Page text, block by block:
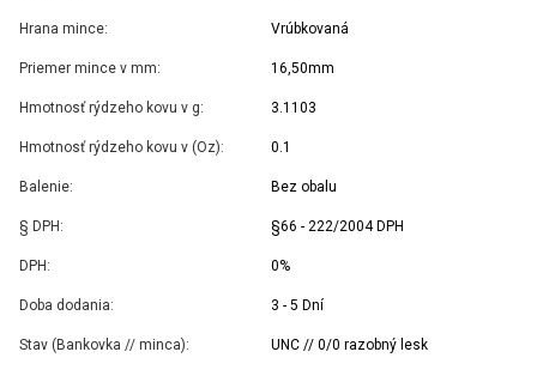
Hrana mince: Vrúbkovaná
Priemer mince v mm: 16,50mm
Hmotnosť rýdzeho kovu v g: 3.1103
Hmotnosť rýdzeho kovu v (Oz): 0.1
Balenie: Bez obalu
§ DPH: §66 - 222/2004 DPH
DPH: 0%
Doba dodania: 3 - 5 Dní
Stav (Bankovka // minca): UNC // 0/0 razobný lesk